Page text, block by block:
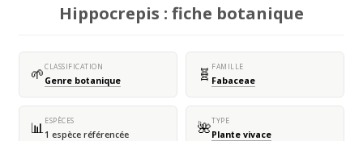
Hippocrepis : fiche botanique
🌱CLASSIFICATION
Genre botanique 🧬 FAMILLE
Fabaceae
📊ESPÈCES
1 espèce référencée 🌺TYPE
Plante vivace